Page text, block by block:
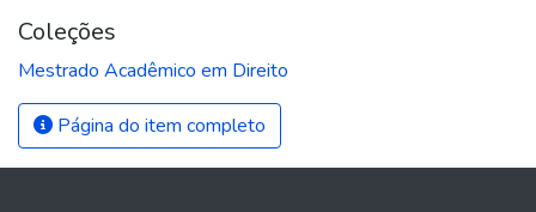
Coleções
Mestrado Acadêmico em Direito
Página do item completo